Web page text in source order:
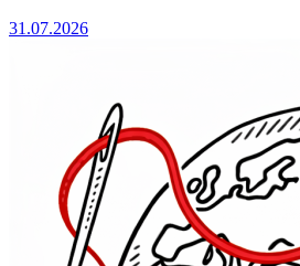
31.07.2026